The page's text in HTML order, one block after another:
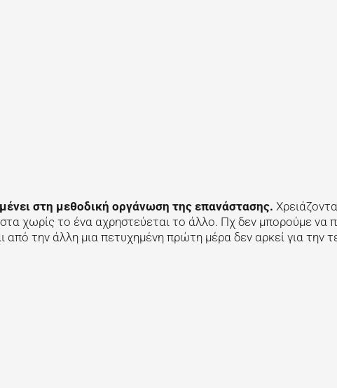
στη μεθοδική οργάνωση της επανάστασης.
χωρίς το ένα αχρηστεύεται το άλλο. Πχ δεν μπορούμε να
την άλλη μια πετυχημένη πρώτη μέρα δεν αρκεί για την